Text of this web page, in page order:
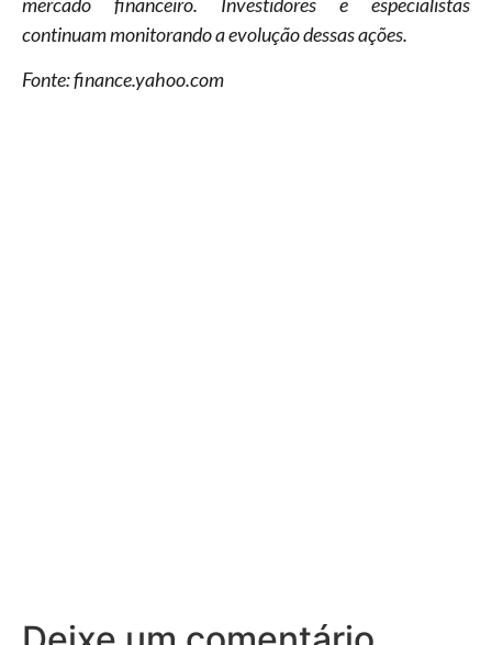
continuam monitorando a evolução dessas ações.
Fonte: finance.yahoo.com